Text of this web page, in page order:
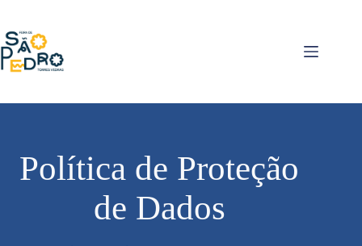
o
conteúdo
Política de Proteção
de Dados